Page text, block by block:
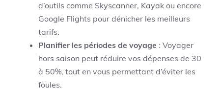
d’outils comme Skyscanner, Kayak ou encore
Google Flights pour dénicher les meilleurs
tarifs.
Planifier les périodes de voyage : Voyager
hors saison peut réduire vos dépenses de 30
à 50%, tout en vous permettant d’éviter les
foules.